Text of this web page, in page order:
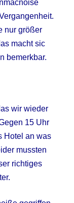
nur größer
macht sic
bemerkbar.
wir wieder
15 Uhr
Hotel an was
mussten
richtiges